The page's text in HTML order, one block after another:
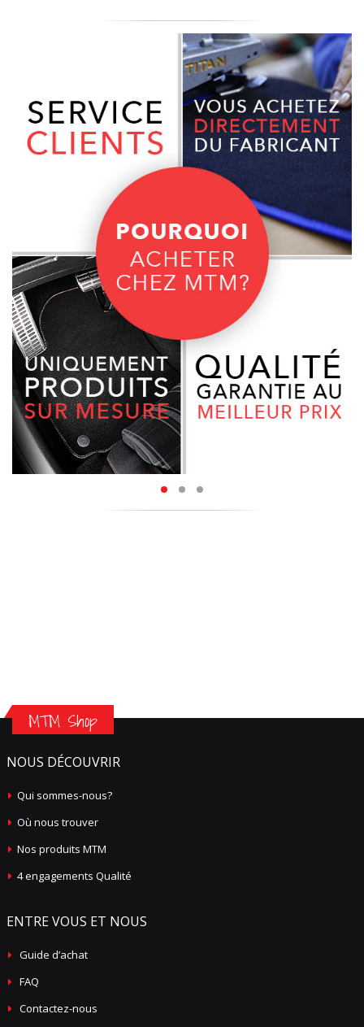
MTM Shop
NOUS DÉCOUVRIR
Qui sommes-nous?
Où nous trouver
Nos produits MTM
4 engagements Qualité
ENTRE VOUS ET NOUS
Guide d’achat
FAQ
Contactez-nous